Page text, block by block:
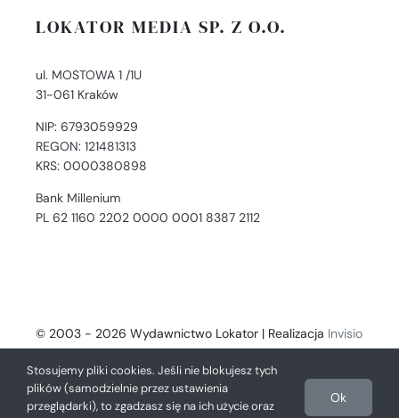
LOKATOR MEDIA SP. Z O.O.
ul. MOSTOWA 1 /1U
31-061 Kraków
NIP: 6793059929
REGON: 121481313
KRS: 0000380898
Bank Millenium
PL 62 1160 2202 0000 0001 8387 2112
© 2003 - 2026 Wydawnictwo Lokator | Realizacja Invisio
- Digital Solutions
Stosujemy pliki cookies. Jeśli nie blokujesz tych
plików (samodzielnie przez ustawienia
przeglądarki), to zgadzasz się na ich użycie oraz
Ok